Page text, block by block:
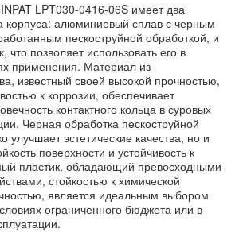
LPT030-0416-06S имеет два
корпуса: алюминиевый сплав с черным
пескоструйной обработкой, и
что позволяет использовать его в
применения. Материал из
известный своей высокой прочностью,
к коррозии, обеспечивает
контактного кольца в суровых
Черная обработка пескоструйной
улучшает эстетические качества, но и
поверхности и устойчивость к
пластик, обладающий превосходными
стойкостью к химической
является идеальным выбором
ограниченного бюджета или в